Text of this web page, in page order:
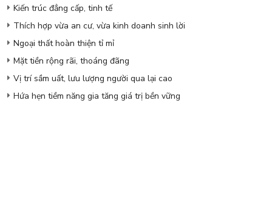
Kiến trúc đẳng cấp, tinh tế
Thích hợp vừa an cư, vừa kinh doanh sinh lời
Ngoại thất hoàn thiện tỉ mỉ
Mặt tiền rộng rãi, thoáng đãng
Vị trí sầm uất, lưu lượng người qua lại cao
Hứa hẹn tiềm năng gia tăng giá trị bền vững